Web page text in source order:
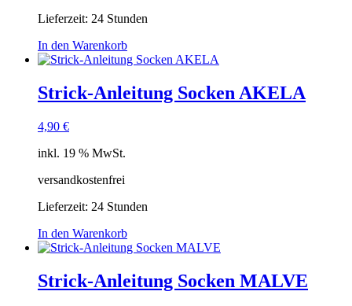
Lieferzeit: 24 Stunden
In den Warenkorb
Strick-Anleitung Socken AKELA
4,90 €
inkl. 19 % MwSt.
versandkostenfrei
Lieferzeit: 24 Stunden
In den Warenkorb
Strick-Anleitung Socken MALVE